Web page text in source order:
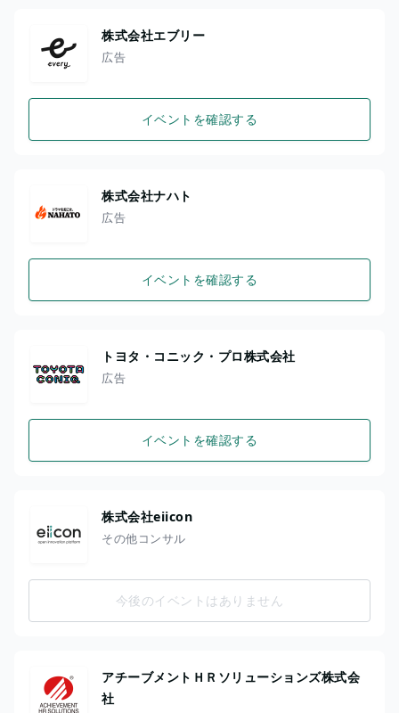
株式会社エブリー
広告
イベントを確認する
株式会社ナハト
広告
イベントを確認する
トヨタ・コニック・プロ株式会社
広告
イベントを確認する
株式会社eiicon
その他コンサル
今後のイベントはありません
アチーブメントＨＲソリューションズ株式会
社